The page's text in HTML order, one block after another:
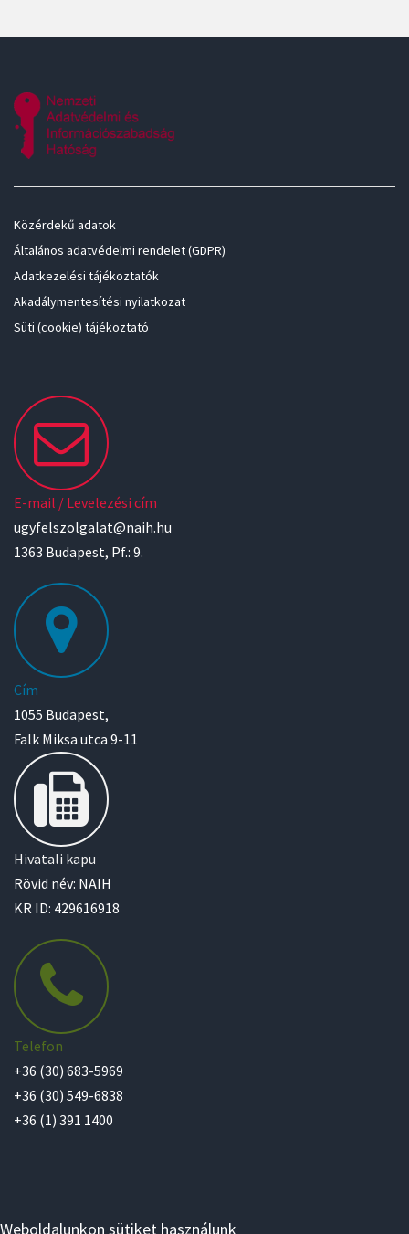
Közérdekű adatok
Általános adatvédelmi rendelet (GDPR)
Adatkezelési tájékoztatók
Akadálymentesítési nyilatkozat
Süti (cookie) tájékoztató
E-mail / Levelezési cím
ugyfelszolgalat@naih.hu
1363 Budapest, Pf.: 9.
Cím
1055 Budapest,
Falk Miksa utca 9-11
Hivatali kapu
Rövid név: NAIH
KR ID: 429616918
Telefon
+36 (30) 683-5969
+36 (30) 549-6838
+36 (1) 391 1400
Weboldalunkon sütiket használunk